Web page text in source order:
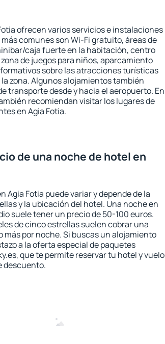
ofrecen varios servicios e instalaciones
comunes son Wi-Fi gratuito, áreas de
caja fuerte en la habitación, centro
de juegos para niños, aparcamiento
sobre las atracciones turísticas
zona. Algunos alojamientos también
transporte desde y hacia el aeropuerto. En
recomiendan visitar los lugares de
en Agia Fotia.
de una noche de hotel en
Agia Fotia puede variar y depende de la
y la ubicación del hotel. Una noche en
suele tener un precio de 50-100 euros.
de cinco estrellas suelen cobrar una
más por noche. Si buscas un alojamiento
a la oferta especial de paquetes
que te permite reservar tu hotel y vuelo
descuento.